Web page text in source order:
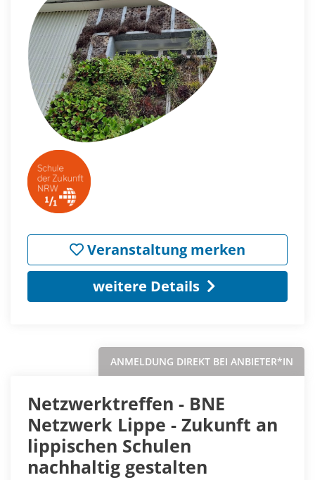
Veranstaltung merken
weitere Details
ANMELDUNG DIREKT BEI ANBIETER*IN
Netzwerktreffen - BNE
Netzwerk Lippe - Zukunft an
lippischen Schulen
nachhaltig gestalten